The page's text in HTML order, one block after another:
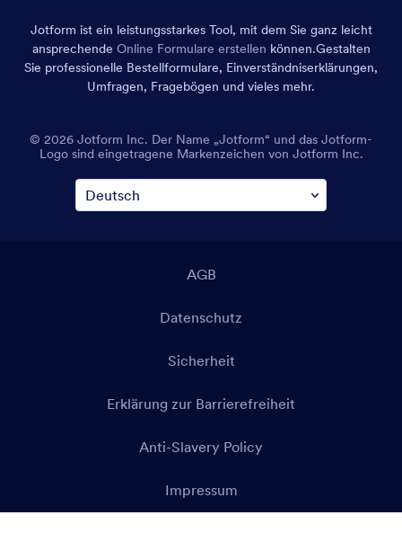
Jotform ist ein leistungsstarkes Tool, mit dem Sie ganz leicht
ansprechende Online Formulare erstellen können.Gestalten
Sie professionelle Bestellformulare, Einverständniserklärungen,
Umfragen, Fragebögen und vieles mehr.
© 2026 Jotform Inc. Der Name „Jotform“ und das Jotform-
Logo sind eingetragene Markenzeichen von Jotform Inc.
AGB
Datenschutz
Sicherheit
Erklärung zur Barrierefreiheit
Anti-Slavery Policy
Impressum